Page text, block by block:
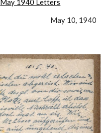
May 1940 Letters
May 10, 1940